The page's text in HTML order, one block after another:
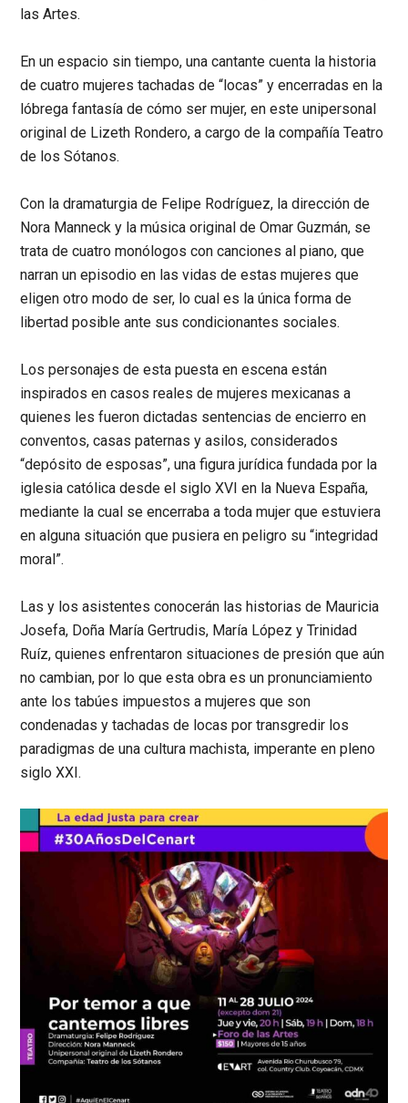
las Artes.
En un espacio sin tiempo, una cantante cuenta la historia
de cuatro mujeres tachadas de “locas” y encerradas en la
lóbrega fantasía de cómo ser mujer, en este unipersonal
original de Lizeth Rondero, a cargo de la compañía Teatro
de los Sótanos.
Con la dramaturgia de Felipe Rodríguez, la dirección de
Nora Manneck y la música original de Omar Guzmán, se
trata de cuatro monólogos con canciones al piano, que
narran un episodio en las vidas de estas mujeres que
eligen otro modo de ser, lo cual es la única forma de
libertad posible ante sus condicionantes sociales.
Los personajes de esta puesta en escena están
inspirados en casos reales de mujeres mexicanas a
quienes les fueron dictadas sentencias de encierro en
conventos, casas paternas y asilos, considerados
“depósito de esposas”, una figura jurídica fundada por la
iglesia católica desde el siglo XVI en la Nueva España,
mediante la cual se encerraba a toda mujer queestuviera
en alguna situación que pusiera en peligro su “integridad
moral”.
Las y los asistentes conocerán las historias de Mauricia
Josefa, Doña María Gertrudis, María López y Trinidad
Ruíz, quienes enfrentaron situaciones de presión que aún
no cambian, por lo que esta obra es un pronunciamiento
ante los tabúes impuestos a mujeres que son
condenadas y tachadas de locas por transgredir los
paradigmas de una cultura machista, imperante en pleno
siglo XXI.